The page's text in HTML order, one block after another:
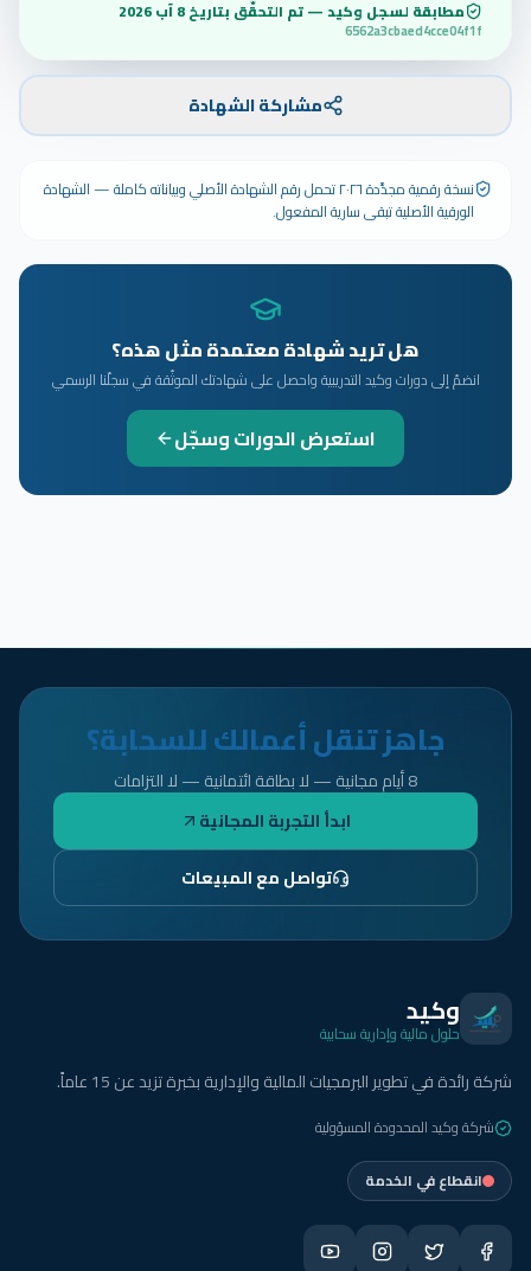
مطابقة لسجل وكيد — تم التحقّق بتاريخ8 آب 2026
6562a3cbaed4cce04f1f
مشاركة الشهادة
نسخة رقمية مجدَّدة ٢٠٢٦ تحمل رقم الشهادة الأصلي وبياناته كاملة — الشهادة
الورقية الأصلية تبقى سارية المفعول.
هل تريد شهادة معتمدة مثل هذه؟
انضمّ إلى دورات وكيد التدريبية واحصل على شهادتك الموثّقة في سجلّنا الرسمي
استعرض الدورات وسجّل
جاهز تنقل أعمالك للسحابة؟
8 أيام مجانية — لا بطاقة ائتمانية — لا التزامات
ابدأ التجربة المجانية
تواصل مع المبيعات
وكيد
حلول مالية وإدارية سحابية
شركة رائدة في تطوير البرمجيات المالية والإدارية بخبرة تزيد عن 15 عاماً.
شركة وكيد المحدودة المسؤولية
انقطاع في الخدمة